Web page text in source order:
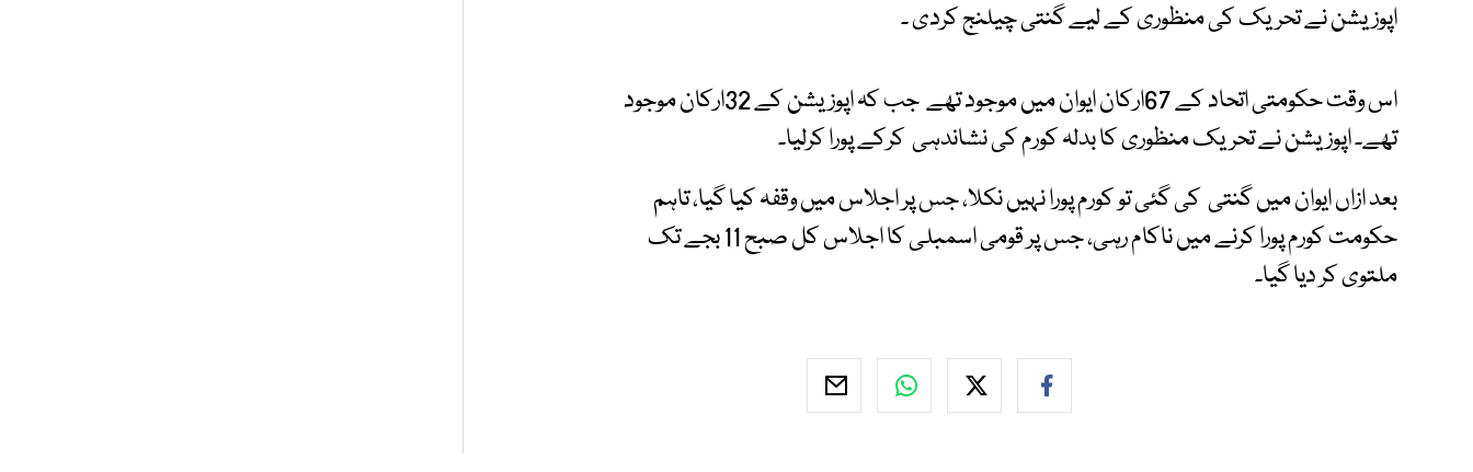
اپوزیشن نے تحریک کی منظوری کے لیے گنتی چیلنج کردی ۔
اس وقت حکومتی اتحاد کے 67ارکان ایوان میں موجود تھے جب کہ اپوزیشن کے 32ارکان موجود
تھے۔ اپوزیشن نے تحریک منظوری کا بدلہ کورم کی نشاندہی کرکے پورا کرلیا۔
بعد ازاں ایوان میں گنتی کی گئی تو کورم پورا نہیں نکلا، جس پر اجلاس میں وقفہ کیا گیا، تاہم
حکومت کورم پورا کرنے میں ناکام رہی، جس پر قومی اسمبلی کا اجلاس کل صبح 11 بجے تک
ملتوی کر دیا گیا۔